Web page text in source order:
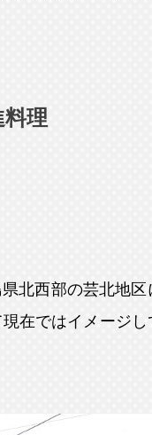
理
北西部の芸北地区
在ではイメージ